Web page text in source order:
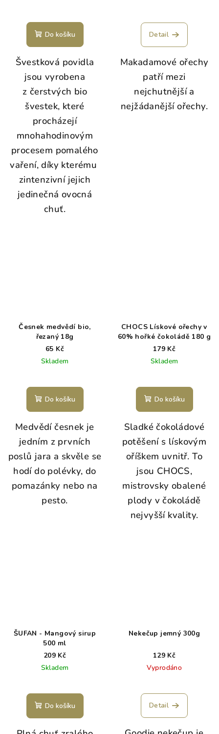
Do košíku
Švestková povidla
jsou vyrobena
z čerstvých bio
švestek, které
procházejí
mnohahodinovým
procesem pomalého
vaření, díky kterému
zintenzivní jejich
jedinečná ovocná
chuť.
Detail
Makadamové ořechy
patří mezi
nejchutnější a
nejžádanější ořechy.
Česnek medvědí bio,
řezaný 18g
65 Kč
Skladem
Do košíku
Medvědí česnek je
jedním z prvních
poslů jara a skvěle se
hodí do polévky, do
pomazánky nebo na
pesto.
CHOCS Lískové ořechy v
60% hořké čokoládě 180 g
179 Kč
Skladem
Do košíku
Sladké čokoládové
potěšení s lískovým
oříškem uvnitř. To
jsou CHOCS,
mistrovsky obalené
plody v čokoládě
nejvyšší kvality.
ŠUFAN - Mangový sirup
500 ml
209 Kč
Skladem
Do košíku
Nekečup jemný 300g
129 Kč
Vyprodáno
Detail